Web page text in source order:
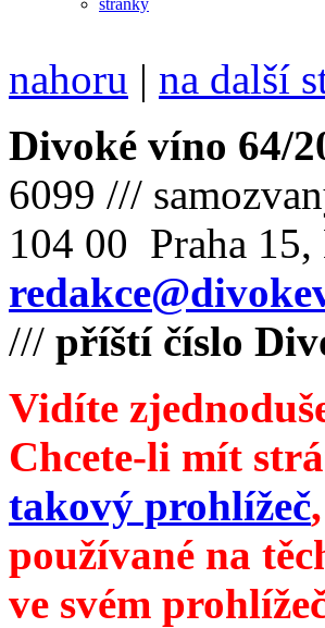
nahoru | na další
Divoké víno 64/
6099 ///
104 00 Praha
/// příští číslo
Vidíte
Chcete-li mít
takový prohlížeč
používané na
ve svém